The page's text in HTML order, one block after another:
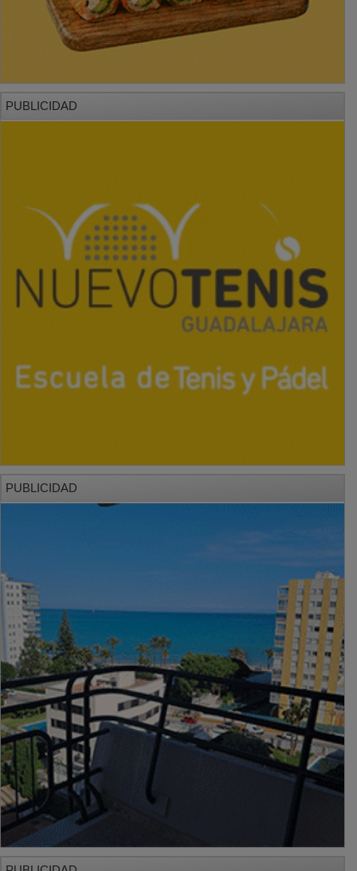
PUBLICIDAD
PUBLICIDAD